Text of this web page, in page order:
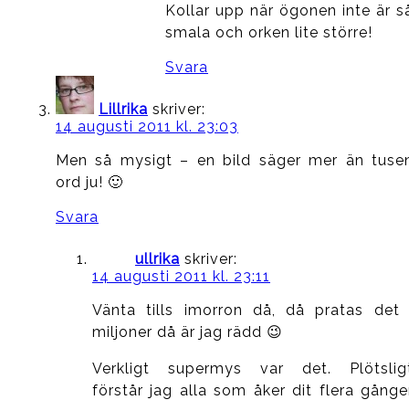
Kollar upp när ögonen inte är
smala och orken lite större!
Svara
Lillrika skriver:
14 augusti 2011 kl. 23:03
Men så mysigt – en bild säger mer än
ord ju! 🙂
Svara
ullrika skriver:
14 augusti 2011 kl. 23:11
Vänta tills imorron då, då pratas det
miljoner då är jag rädd 😉
Verkligt supermys var det.
förstår jag alla som åker dit flera